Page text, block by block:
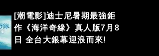
[潮電影]迪士尼暑期最強鉅
作《海洋奇緣》真人版7月8
日 全台大銀幕迎浪而來!